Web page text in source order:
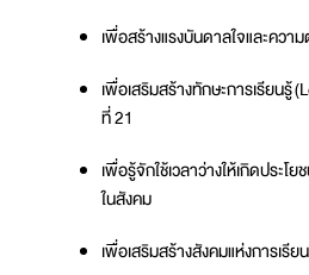
เพื่อสร้างแรงบันดาลใจและคว
เพื่อเสริมสร้างทักษะการเรียนรู้
ที่ 21
เพื่อรู้จักใช้เวลาว่างให้เกิดประโ
ในสังคม
เพื่อเสริมสร้างสังคมแห่งการเรี